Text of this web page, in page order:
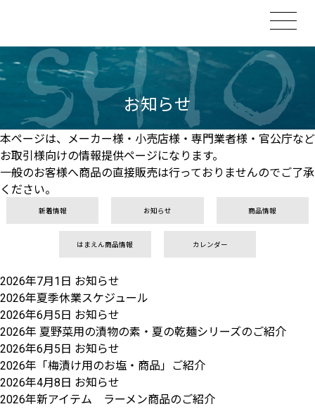
お知らせ
本ページは、メーカー様・小売店様・専門業者様・官公庁など
お取引様向けの情報提供ページになります。
一般のお客様へ商品の直接販売は行っておりませんのでご了承
ください。
新着情報 お知らせ 商品情報
はまえん商品情報 カレンダー
2026年7月1日 お知らせ
2026年夏季休業スケジュール
2026年6月5日 お知らせ
2026年 夏野菜用の漬物の素・夏の乾麺シリーズのご紹介
2026年6月5日 お知らせ
2026年「梅漬け用のお塩・商品」ご紹介
2026年4月8日 お知らせ
2026年新アイテム ラーメン商品のご紹介